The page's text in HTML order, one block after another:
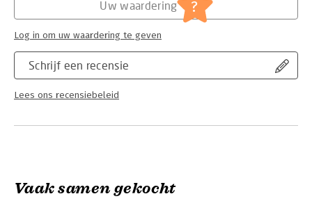
Schrijf een recensie
Lees ons recensiebeleid
Uw waardering ?
Log in om uw waardering te geven
Vaak samen gekocht